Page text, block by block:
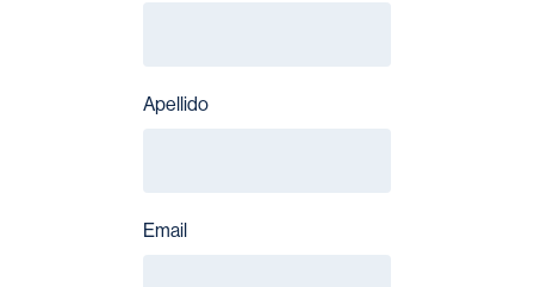
Apellido
Email